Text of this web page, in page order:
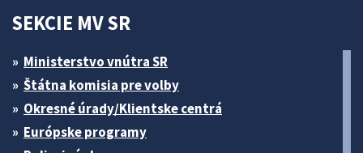
SEKCIE MV SR
Ministerstvo vnútra SR
Štátna komisia pre volby
Okresné úrady/Klientske centrá
Európske programy